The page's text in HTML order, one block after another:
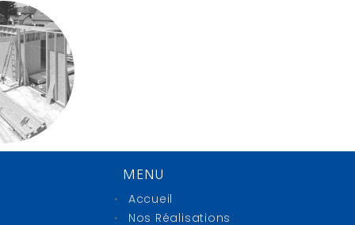
MENU
Accueil
Nos Réalisations